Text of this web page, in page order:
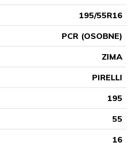
195/55R16
PCR (OSOBNE)
ZIMA
PIRELLI
195
55
16